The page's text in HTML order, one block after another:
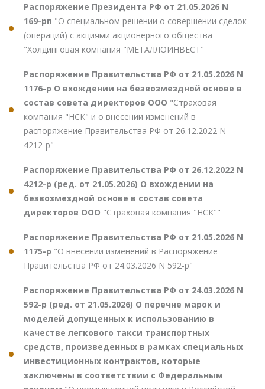
Распоряжение Президента РФ от 21.05.2026 N
169-рп "О специальном решении о совершении сделок
(операций) с акциями акционерного общества
"Холдинговая компания "МЕТАЛЛОИНВЕСТ"
Распоряжение Правительства РФ от 21.05.2026 N
1176-р О вхождении на безвозмездной основе в
состав совета директоров ООО "Страховая
компания "НСК" и о внесении изменений в
распоряжение Правительства РФ от 26.12.2022 N
4212-р"
Распоряжение Правительства РФ от 26.12.2022 N
4212-р (ред. от 21.05.2026) О вхождении на
безвозмездной основе в состав совета
директоров ООО "Страховая компания "НСК""
Распоряжение Правительства РФ от 21.05.2026 N
1175-р "О внесении изменений в Распоряжение
Правительства РФ от 24.03.2026 N 592-р"
Распоряжение Правительства РФ от 24.03.2026 N
592-р (ред. от 21.05.2026) О перечне марок и
моделей допущенных к использованию в
качестве легкового такси транспортных
средств, произведенных в рамках специальных
инвестиционных контрактов, которые
заключены в соответствии с Федеральным